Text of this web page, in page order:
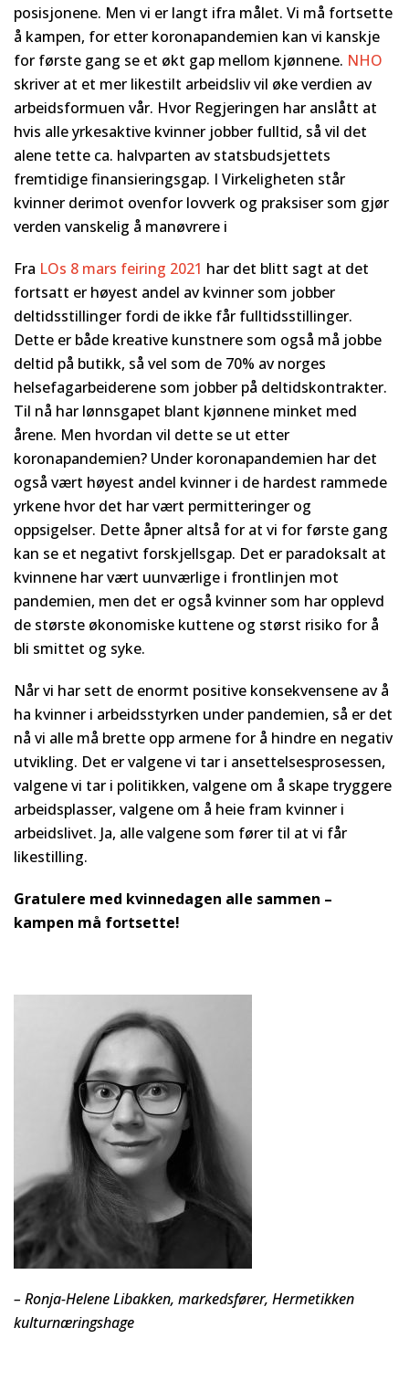
posisjonene. Men vi er langt ifra målet. Vi må fortsette
å kampen, for etter koronapandemien kan vi kanskje
for første gang se et økt gap mellom kjønnene. NHO
skriver at et mer likestilt arbeidsliv vil øke verdien av
arbeidsformuen vår. Hvor Regjeringen har anslått at
hvis alle yrkesaktive kvinner jobber fulltid, så vil det
alene tette ca. halvparten av statsbudsjettets
fremtidige finansieringsgap. I Virkeligheten står
kvinner derimot ovenfor lovverk og praksiser som gjør
verden vanskelig å manøvrere i
Fra LOs 8 mars feiring 2021 har det blitt sagt at det
fortsatt er høyest andel av kvinner som jobber
deltidsstillinger fordi de ikke får fulltidsstillinger.
Dette er både kreative kunstnere som også må jobbe
deltid på butikk, så vel som de 70% av norges
helsefagarbeiderene som jobber på deltidskontrakter.
Til nå har lønnsgapet blant kjønnene minket med
årene. Men hvordan vil dette se ut etter
koronapandemien? Under koronapandemien har det
også vært høyest andel kvinner i de hardest rammede
yrkene hvor det har vært permitteringer og
oppsigelser. Dette åpner altså for at vi for første gang
kan se et negativt forskjellsgap. Det er paradoksalt at
kvinnene har vært uunværlige i frontlinjen mot
pandemien, men det er også kvinner som har opplevd
de største økonomiske kuttene og størst risiko for å
bli smittet og syke.
Når vi har sett de enormt positive konsekvensene av å
ha kvinner i arbeidsstyrken under pandemien, så er det
nå vi alle må brette opp armene for å hindre en negativ
utvikling. Det er valgene vi tar i ansettelsesprosessen,
valgene vi tar i politikken, valgene om å skape tryggere
arbeidsplasser, valgene om å heie fram kvinner i
arbeidslivet. Ja, alle valgene som fører til at vi får
likestilling.
Gratulere med kvinnedagen alle sammen –
kampen må fortsette!
– Ronja-Helene Libakken, markedsfører, Hermetikken
kulturnæringshage